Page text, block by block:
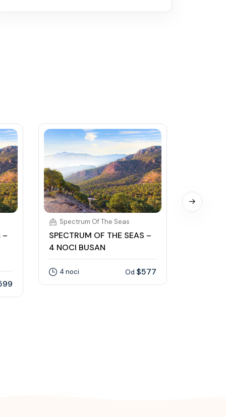
–
Spectrum Of The Seas
SPECTRUM OF THE SEAS –
4 NOCI BUSAN
4 noci Od $577